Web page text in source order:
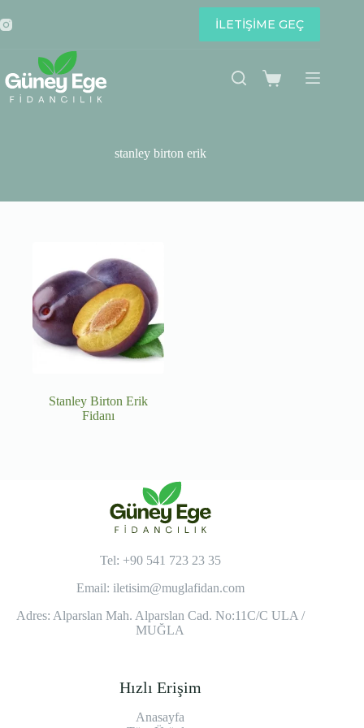
to
content
İLETİŞİME GEÇ
Shopping
stanley birton erik
Stanley Birton Erik
Fidanı
Tel: +90 541 723 23 35
Email: iletisim@muglafidan.com
Adres: Alparslan Mah. Alparslan Cad. No:11C/C ULA /
MUĞLA
Hızlı Erişim
Anasayfa